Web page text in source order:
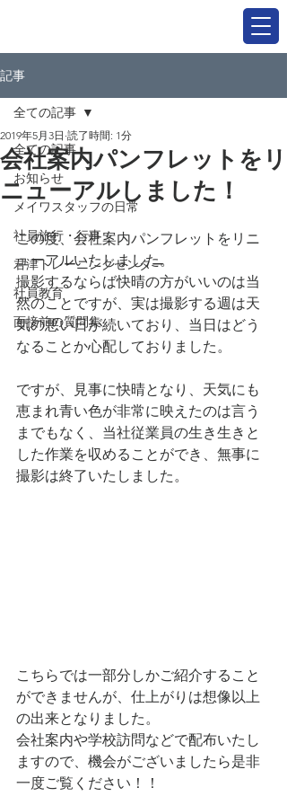
記事
全ての記事
お知らせ
メイワスタッフの日常
社員旅行・行事
君津トレーニングセンター
社員教育
面接前の質問集
全ての記事
会社案内パンフレットをリ
ニューアルしました！
2019年5月3日 読了時間: 1分
この度、会社案内パンフレットをリニ
ューアルいたしました。
撮影するならば快晴の方がいいのは当
然のことですが、実は撮影する週は天
気の悪い日が続いており、当日はどう
なることか心配しておりました。
ですが、見事に快晴となり、天気にも
恵まれ青い色が非常に映えたのは言う
までもなく、当社従業員の生き生きと
した作業を収めることができ、無事に
撮影は終了いたしました。
こちらでは一部分しかご紹介すること
ができませんが、仕上がりは想像以上
の出来となりました。
会社案内や学校訪問などで配布いたし
ますので、機会がございましたら是非
一度ご覧ください！！